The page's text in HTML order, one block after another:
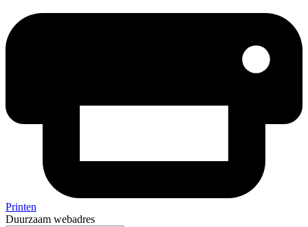
Printen
Duurzaam webadres